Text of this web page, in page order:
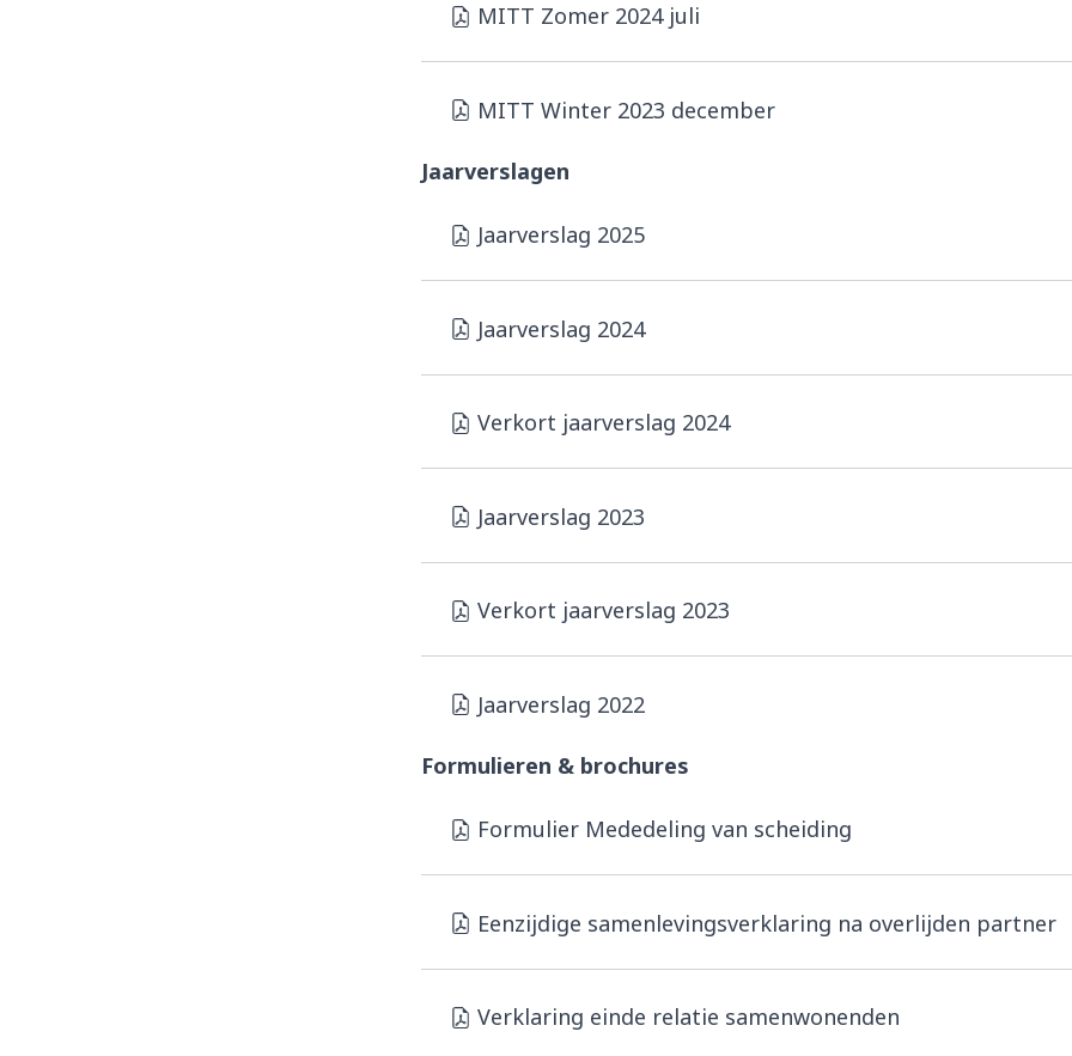
MITT Zomer 2024 juli
MITT Winter 2023 december
Jaarverslagen
Jaarverslag 2025
Jaarverslag 2024
Verkort jaarverslag 2024
Jaarverslag 2023
Verkort jaarverslag 2023
Jaarverslag 2022
Formulieren & brochures
Formulier Mededeling van scheiding
Eenzijdige samenlevingsverklaring na overlijden partner
Verklaring einde relatie samenwonenden